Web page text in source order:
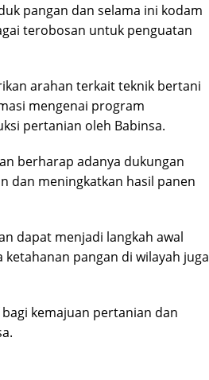
pangan dan selama ini kodam
terobosan untuk penguatan
arahan terkait teknik bertani
mengenai program
pertanian oleh Babinsa.
berharap adanya dukungan
dan meningkatkan hasil panen
dapat menjadi langkah awal
pangan di wilayah juga
kemajuan pertanian dan